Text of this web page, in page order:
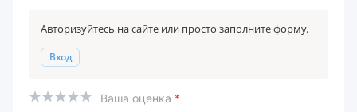
Авторизуйтесь на сайте или просто заполните форму.
Вход
Ваша оценка *